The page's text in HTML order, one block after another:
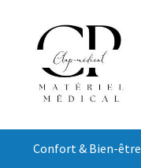
Confort & Bien-être